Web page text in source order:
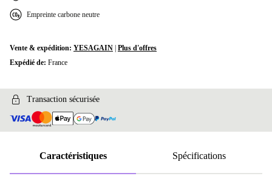
Empreinte carbone neutre
Vente & expédition: YESAGAIN Plus d'offres
Expédié de: France
Transaction sécurisée
Caractéristiques Spécifications